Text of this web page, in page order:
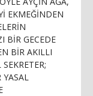
EKMEĞİNDEN
BİR GECEDE
BİR AKILLI